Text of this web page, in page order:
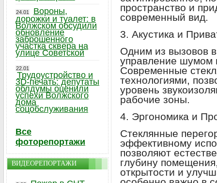
пространство и
современный вид.
3. Акустика и
Одним из вызовов
управление шумом
Современные
технологиями,
уровень
рабочие зоны.
4. Эргономика и
Стеклянные
эффективному
позволяют
глубину
открытости и
24.01
Вороны,
дорожки и туалет: в
Волжском обсудили
обновление
заброшенного
участка сквера на
улице Советской
22.01
Трудоустройство и
3D-печать: депутаты
облдумы оценили
успехи Волжского
дома
соцобслуживания
Все
фоторепортажи
ВИДЕОРЕПОРТАЖИ